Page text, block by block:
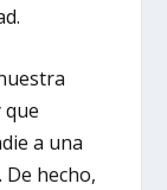
a una
hecho,